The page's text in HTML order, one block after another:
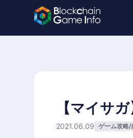
【マイサ
2021.06.09 ゲーム攻略/